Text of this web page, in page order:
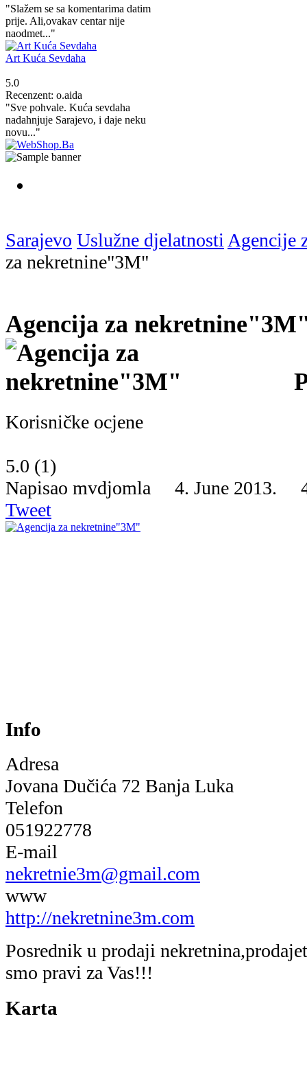
"Slažem se sa komentarima datim
prije. Ali,ovakav centar nije
naodmet..."
Art Kuća Sevdaha
5.0
Recenzent: o.aida
"Sve pohvale. Kuća sevdaha
nadahnjuje Sarajevo, i daje neku
novu..."
Sarajevo Uslužne djelatnosti Agencije
za nekretnine"3M"
Agencija za
Korisničke ocjene
5.0 (1)
Napisao mvdjomla 4. June 2013.
Tweet
Info
Adresa
Jovana Dučića 72 Banja Luka
Telefon
051922778
E-mail
nekretnie3m@gmail.com
www
http://nekretnine3m.com
Posrednik u prodaji
smo pravi za Vas!!!
Karta